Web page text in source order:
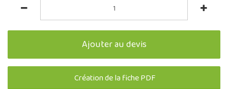
Ajouter au devis
Création de la fiche PDF